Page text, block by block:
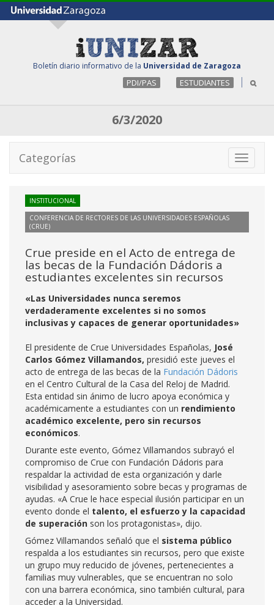
Boletín diario informativo de la Universidad de Zaragoza
PDI/PAS ESTUDIANTES
6/3/2020
Toggle
Categorías
INSTITUCIONAL
CONFERENCIA DE RECTORES DE LAS UNIVERSIDADES ESPAÑOLAS
(CRUE)
Crue preside en el Acto de entrega de
las becas de la Fundación Dádoris a
estudiantes excelentes sin recursos
«Las Universidades nunca seremos
verdaderamente excelentes si no somos
inclusivas y capaces de generar oportunidades»
El presidente de Crue Universidades Españolas, José
Carlos Gómez Villamandos, presidió este jueves el
acto de entrega de las becas de la Fundación Dádoris
en el Centro Cultural de la Casa del Reloj de Madrid.
Esta entidad sin ánimo de lucro apoya económica y
académicamente a estudiantes con un rendimiento
académico excelente, pero sin recursos
económicos.
Durante este evento, Gómez Villamandos subrayó el
compromiso de Crue con Fundación Dádoris para
respaldar la actividad de esta organización y darle
visibilidad y asesoramiento sobre becas y programas de
ayudas. «A Crue le hace especial ilusión participar en un
evento donde el talento, el esfuerzo y la capacidad
de superación son los protagonistas», dijo.
Gómez Villamandos señaló que el sistema público
respalda a los estudiantes sin recursos, pero que existe
un grupo muy reducido de jóvenes, pertenecientes a
familias muy vulnerables, que se encuentran no solo
con una barrera económica, sino también cultural, para
acceder a la Universidad.